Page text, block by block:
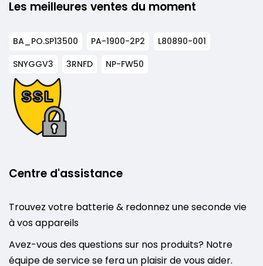
Les meilleures ventes du moment
BA_PO.SP13500 PA-1900-2P2
L80890-001
SNYGGV3
3RNFD NP-FW50
Centre d'assistance
Trouvez votre batterie & redonnez une seconde vie
à vos appareils
Avez-vous des questions sur nos produits? Notre
équipe de service se fera un plaisir de vous aider.